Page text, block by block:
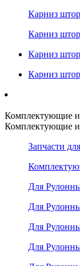
Карниз
Карниз
Карниз
Карниз
Комплектующие и
Комплектующие и
Запчасти
Для
Для
Для
Для